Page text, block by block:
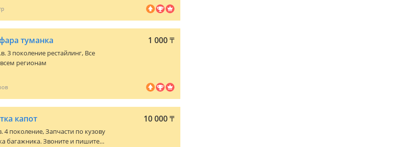
туманка 1 000₸
3 поколение рестайлинг, Все
регионам
капот 10 000₸
4 поколение, Запчасти по кузову
багажника. Звоните и пишите